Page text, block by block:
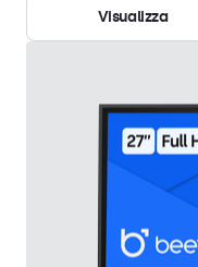
Visualizza